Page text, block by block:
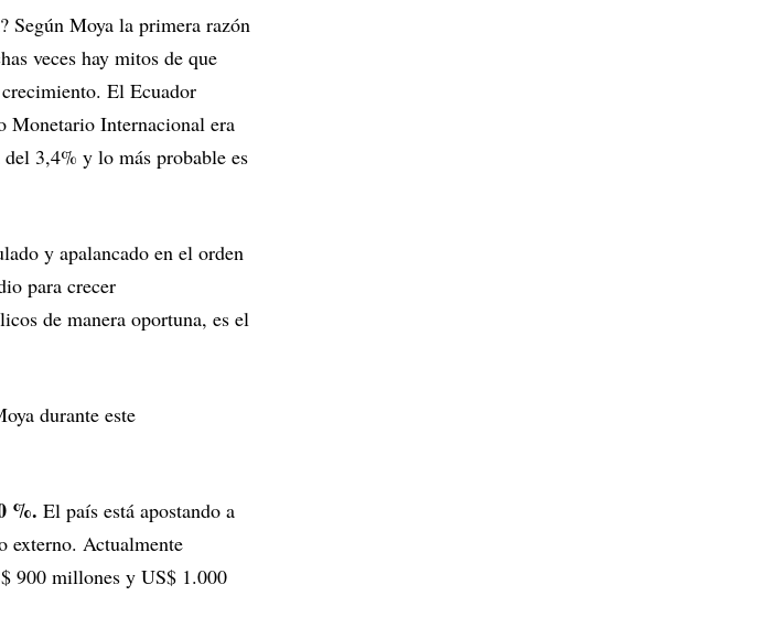
Según Moya la primera razón
veces hay mitos de que
El Ecuador
Monetario Internacional era
3,4% y lo más probable es
y apalancado en el orden
para crecer
de manera oportuna, es el
durante este
%. El país está apostando a
externo. Actualmente
900 millones y US$ 1.000